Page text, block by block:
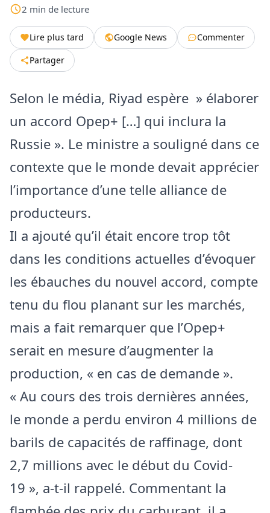
2 min de lecture
Lire plus tard Google News
Commenter
Partager
Selon le média, Riyad espère » élaborer
un accord Opep+ […] qui inclura la
Russie ». Le ministre a souligné dans ce
contexte que le monde devait apprécier
l’importance d’une telle alliance de
producteurs.
Il a ajouté qu’il était encore trop tôt
dans les conditions actuelles d’évoquer
les ébauches du nouvel accord, compte
tenu du flou planant sur les marchés,
mais a fait remarquer que l’Opep+
serait en mesure d’augmenter la
production, « en cas de demande ».
« Au cours des trois dernières années,
le monde a perdu environ 4 millions de
barils de capacités de raffinage, dont
2,7 millions avec le début du Covid-
19 », a-t-il rappelé. Commentant la